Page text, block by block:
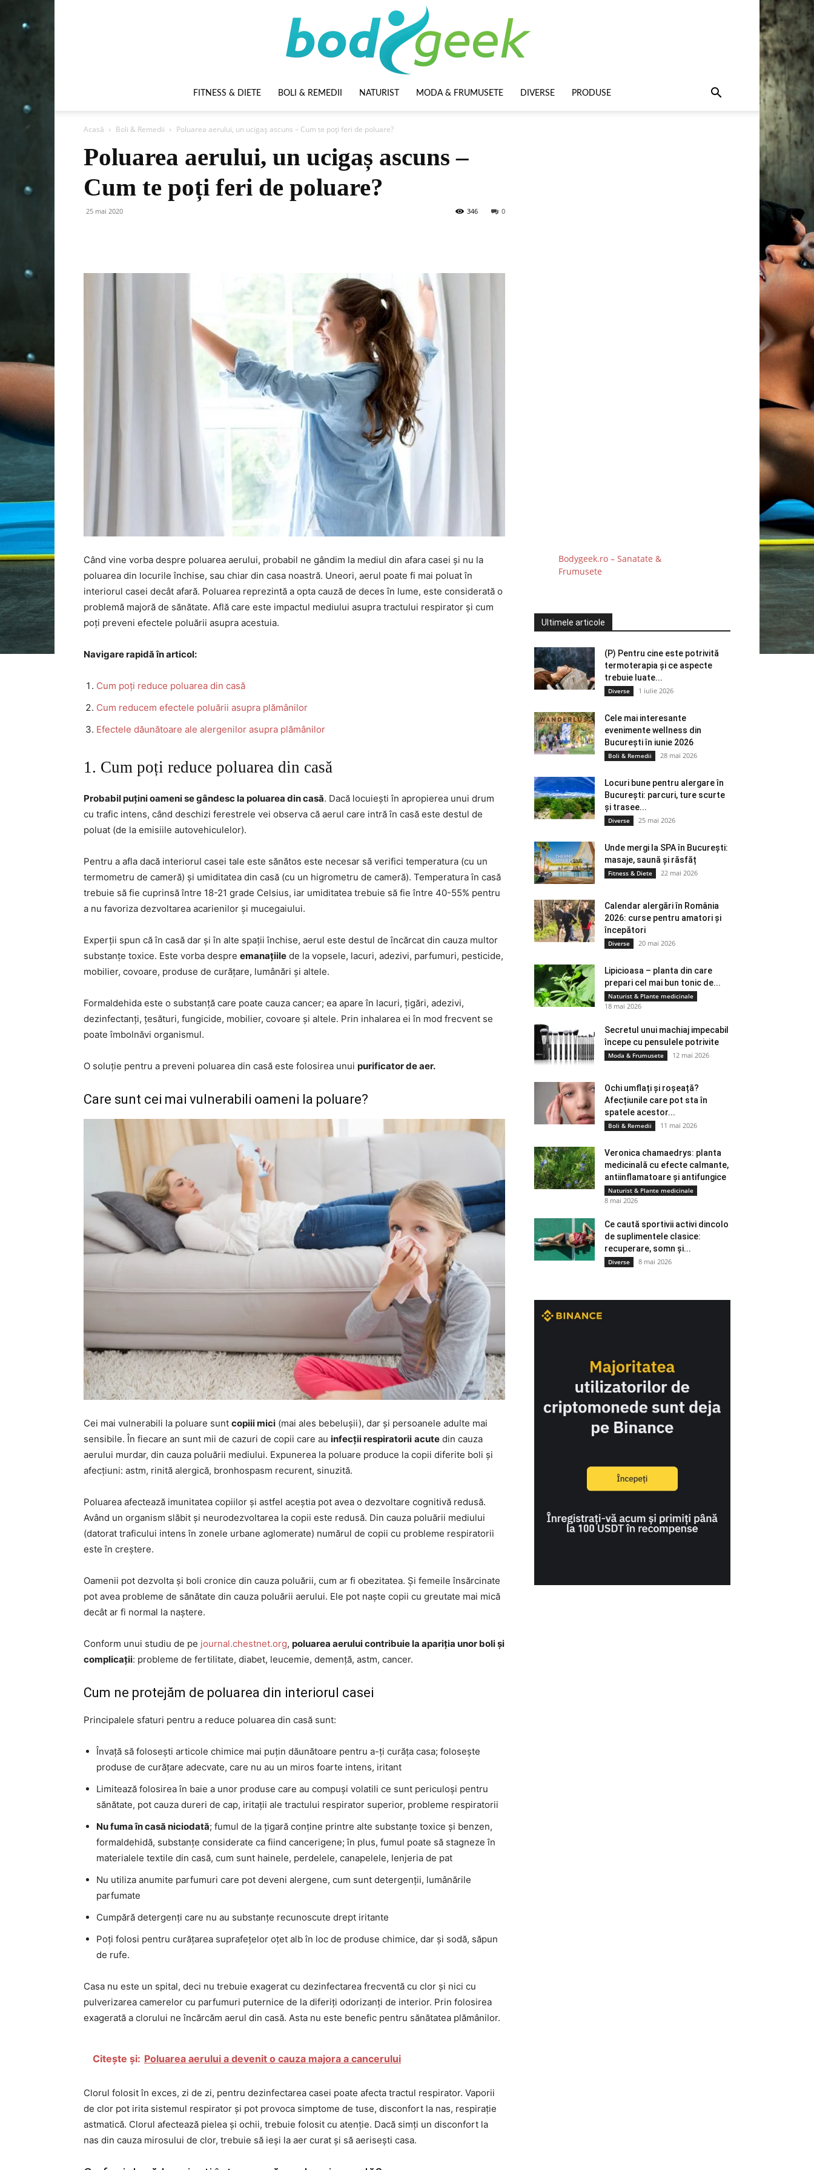
FITNESS & DIETE BOLI & REMEDII NATURIST MODA & FRUMUSETE DIVERSE PRODUSE
Acasă Boli & Remedii Poluarea aerului, un ucigaș ascuns – Cum te poți feri de poluare?
Poluarea aerului, un ucigaș ascuns –
Cum te poți feri de poluare?
25 mai 2020 0
346
Când vine vorba despre poluarea aerului, probabil ne gândim la mediul din afara casei și nu la
poluarea din locurile închise, sau chiar din casa noastră. Uneori, aerul poate fi mai poluat în
interiorul casei decât afară. Poluarea reprezintă a opta cauză de deces în lume, este considerată o
problemă majoră de sănătate. Află care este impactul mediului asupra tractului respirator și cum
poți preveni efectele poluării asupra acestuia.
Navigare rapidă în articol:
Cum poți reduce poluarea din casă
Cum reducem efectele poluării asupra plămânilor
Efectele dăunătoare ale alergenilor asupra plămânilor
1. Cum poți reduce poluarea din casă
Probabil puțini oameni se gândesc la poluarea din casă. Dacă locuiești în apropierea unui drum
cu trafic intens, când deschizi ferestrele vei observa că aerul care intră în casă este destul de
poluat (de la emisiile autovehiculelor).
Pentru a afla dacă interiorul casei tale este sănătos este necesar să verifici temperatura (cu un
termometru de cameră) și umiditatea din casă (cu un higrometru de cameră). Temperatura în casă
trebuie să fie cuprinsă între 18-21 grade Celsius, iar umiditatea trebuie să fie între 40-55% pentru
a nu favoriza dezvoltarea acarienilor și mucegaiului.
Experții spun că în casă dar și în alte spații închise, aerul este destul de încărcat din cauza multor
substanțe toxice. Este vorba despre emanațiile de la vopsele, lacuri, adezivi, parfumuri, pesticide,
mobilier, covoare, produse de curățare, lumânări și altele.
Formaldehida este o substanță care poate cauza cancer; ea apare în lacuri, țigări, adezivi,
dezinfectanți, țesături, fungicide, mobilier, covoare și altele. Prin inhalarea ei în mod frecvent se
poate îmbolnăvi organismul.
O soluție pentru a preveni poluarea din casă este folosirea unui purificator de aer.
Care sunt cei mai vulnerabili oameni la poluare?
Cei mai vulnerabili la poluare sunt copiii mici (mai ales bebelușii), dar și persoanele adulte mai
sensibile. În fiecare an sunt mii de cazuri de copii care au infecții respiratorii acute din cauza
aerului murdar, din cauza poluării mediului. Expunerea la poluare produce la copii diferite boli și
afecțiuni: astm, rinită alergică, bronhospasm recurent, sinuzită.
Poluarea afectează imunitatea copiilor și astfel aceștia pot avea o dezvoltare cognitivă redusă.
Având un organism slăbit și neurodezvoltarea la copii este redusă. Din cauza poluării mediului
(datorat traficului intens în zonele urbane aglomerate) numărul de copii cu probleme respiratorii
este în creștere.
Oamenii pot dezvolta și boli cronice din cauza poluării, cum ar fi obezitatea. Și femeile însărcinate
pot avea probleme de sănătate din cauza poluării aerului. Ele pot naște copii cu greutate mai mică
decât ar fi normal la naștere.
Conform unui studiu de pe journal.chestnet.org, poluarea aerului contribuie la apariția unor boli și
complicații: probleme de fertilitate, diabet, leucemie, demență, astm, cancer.
Cum ne protejăm de poluarea din interiorul casei
Principalele sfaturi pentru a reduce poluarea din casă sunt:
Învață să folosești articole chimice mai puțin dăunătoare pentru a-ți curăța casa; folosește
produse de curățare adecvate, care nu au un miros foarte intens, iritant
Limitează folosirea în baie a unor produse care au compuși volatili ce sunt periculoși pentru
sănătate, pot cauza dureri de cap, iritații ale tractului respirator superior, probleme respiratorii
Nu fuma în casă niciodată; fumul de la țigară conține printre alte substanțe toxice și benzen,
formaldehidă, substanțe considerate ca fiind cancerigene; în plus, fumul poate să stagneze în
materialele textile din casă, cum sunt hainele, perdelele, canapelele, lenjeria de pat
Nu utiliza anumite parfumuri care pot deveni alergene, cum sunt detergenții, lumânările
parfumate
Cumpără detergenți care nu au substanțe recunoscute drept iritante
Poți folosi pentru curățarea suprafețelor oțet alb în loc de produse chimice, dar și sodă, săpun
de rufe.
Casa nu este un spital, deci nu trebuie exagerat cu dezinfectarea frecventă cu clor și nici cu
pulverizarea camerelor cu parfumuri puternice de la diferiți odorizanți de interior. Prin folosirea
exagerată a clorului ne încărcăm aerul din casă. Asta nu este benefic pentru sănătatea plămânilor.
Citește și: Poluarea aerului a devenit o cauza majora a cancerului
Clorul folosit în exces, zi de zi, pentru dezinfectarea casei poate afecta tractul respirator. Vaporii
de clor pot irita sistemul respirator și pot provoca simptome de tuse, disconfort la nas, respirație
astmatică. Clorul afectează pielea și ochii, trebuie folosit cu atenție. Dacă simți un disconfort la
nas din cauza mirosului de clor, trebuie să ieși la aer curat și să aerisești casa.
Bodygeek.ro – Sanatate &
Frumusete
Ultimele articole
(P) Pentru cine este potrivită
termoterapia și ce aspecte
trebuie luate...
Diverse 1 iulie 2026
Cele mai interesante
evenimente wellness din
București în iunie 2026
Boli & Remedii 28 mai 2026
Locuri bune pentru alergare în
București: parcuri, ture scurte
și trasee...
Diverse 25 mai 2026
Unde mergi la SPA în București:
masaje, saună și răsfăț
Fitness & Diete 22 mai 2026
Calendar alergări în România
2026: curse pentru amatori și
începători
Diverse 20 mai 2026
Lipicioasa – planta din care
prepari cel mai bun tonic de...
Naturist & Plante medicinale
18 mai 2026
Secretul unui machiaj impecabil
începe cu pensulele potrivite
Moda & Frumusete 12 mai 2026
Ochi umflați și roșeață?
Afecțiunile care pot sta în
spatele acestor...
Boli & Remedii 11 mai 2026
Veronica chamaedrys: planta
medicinală cu efecte calmante,
antiinflamatoare și antifungice
Naturist & Plante medicinale
8 mai 2026
Ce caută sportivii activi dincolo
de suplimentele clasice:
recuperare, somn și...
Diverse 8 mai 2026